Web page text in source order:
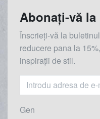
Abonați-vă
Înscrieți-vă la
reducere pana la
inspirații de stil.
Gen